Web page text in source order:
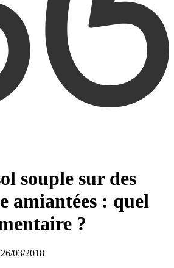
souple sur des
amiantées : quel
?
26/03/2018